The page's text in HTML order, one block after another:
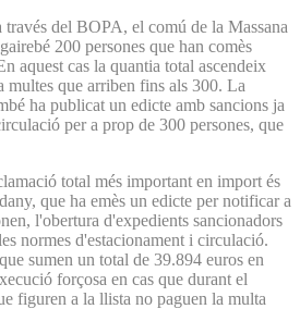
del BOPA, el comú de la Massana
200 persones que han comès
aquest cas la quantia total ascendeix
multes que arriben fins als 300. La
ha publicat un edicte amb sancions ja
per a prop de 300 persones, que
total més important en import és
que ha emès un edicte per notificar a
l'obertura d'expedients sancionadors
normes d'estacionament i circulació.
sumen un total de 39.894 euros en
forçosa en cas que durant el
figuren a la llista no paguen la multa